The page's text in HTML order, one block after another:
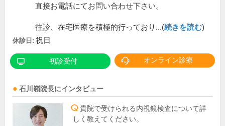
直接お電話にてお問い合わせ下さい。
往診、在宅医療を積極的行っており...(続きを読む)
休診日: 祝日
初診受付 オンライン診療
石川嶺院長にインタビュー
貴院で受けられる内視鏡検査について詳
しく教えてください。